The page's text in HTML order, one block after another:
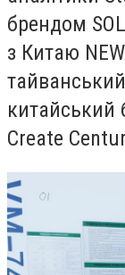
брендом
з Китаю
китайський
Create